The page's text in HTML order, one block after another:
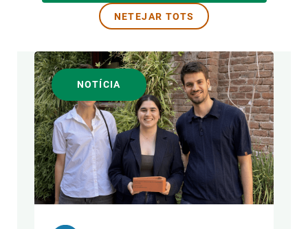
TEMES TRANSVERSALS
FORMAT
AUTOR
NETEJAR TOTS
NOTÍCIA